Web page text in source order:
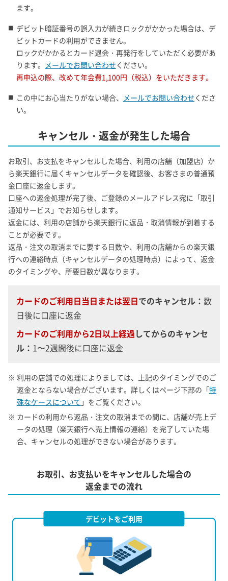
ます。
デビット暗証番号の誤入力が続きロックがかかった場合は、デ
ビットカードの利用ができません。
ロックがかかるとカード退会・再発行をしていただく必要があ
ります。 メールでお問い合わせ ください。
再申込の際、改めて年会費1,100円（税込）をいただきます。
この中にお心当たりがない場合、 メールでお問い合わせ くださ
い。
キャンセル・返金が発生した場合
お取引、お支払をキャンセルした場合、利用の店舗（加盟店）か
ら楽天銀行に届くキャンセルデータを確認後、お客さまの普通預
金口座に返金します。
口座への返金処理が完了後、ご登録のメールアドレス宛に「取引
通知サービス」でお知らせします。
返金には、利用の店舗から楽天銀行に返品・取消情報が到着する
ことが必要です。
返品・注文の取消までに要する日数や、利用の店舗からの楽天銀
行への連絡時点（キャンセルデータの処理時点）によって、返金
のタイミングや、所要日数が異なります。
カードのご利用日当日または翌日でのキャンセル： 数
日後に口座に返金
カードのご利用から2日以上経過してからのキャンセ
ル： 1〜2週間後に口座に返金
※ 利用の店舗での処理によりましては、上記のタイミングでのご
返金とならない場合がございます。詳しくはページ下部の「特
殊なケースについて 」をご覧ください。
※ カードの利用から返品・注文の取消までの間に、店舗が売上デ
ータの処理（楽天銀行へ売上情報の連絡）を完了していた場
合、キャンセルの処理ができない場合があります。
お取引、お支払いをキャンセルした場合の
返金までの流れ
デビットをご利用